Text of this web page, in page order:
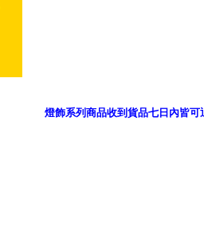
燈飾系列商品收到貨品七日內皆